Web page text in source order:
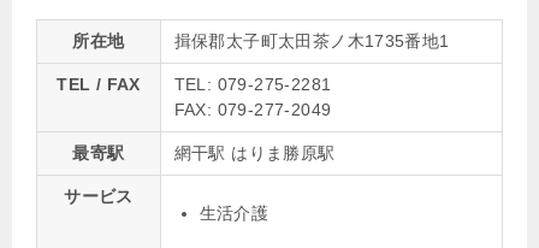
所在地 揖保郡太子町太田茶ノ木1735番地1
TEL / FAX
TEL: 079-275-2281
FAX: 079-277-2049
最寄駅 網干駅 はりま勝原駅
サービス
生活介護